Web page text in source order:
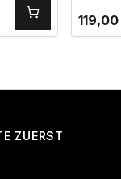
119,00
ZUERST